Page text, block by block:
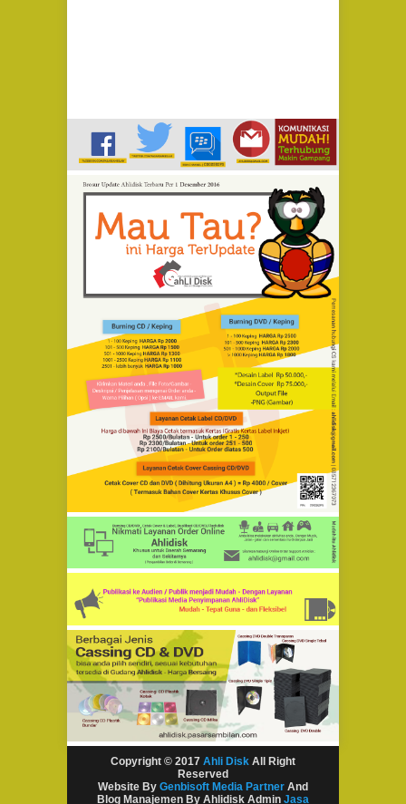
Copyright © 2017 Ahli Disk All Right
Reserved
Website By Genbisoft Media Partner And
Blog Manajemen By Ahlidisk Admin Jasa